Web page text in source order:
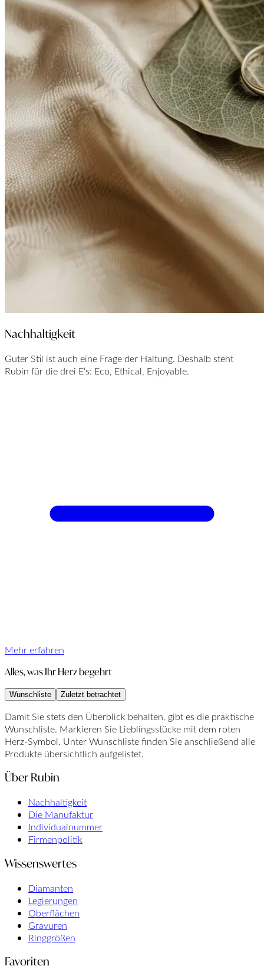
Nachhaltigkeit
Guter Stil ist auch eine Frage der Haltung. Deshalb steht
Rubin für die drei E‘s: Eco, Ethical, Enjoyable.
Mehr erfahren
Alles, was Ihr Herz begehrt
Wunschliste Zuletzt betrachtet
Damit Sie stets den Überblick behalten, gibt es die praktische
Wunschliste. Markieren Sie Lieblingsstücke mit dem roten
Herz-Symbol. Unter Wunschliste finden Sie anschließend alle
Produkte übersichtlich aufgelistet.
Über Rubin
Nachhaltigkeit
Die Manufaktur
Individualnummer
Firmenpolitik
Wissenswertes
Diamanten
Legierungen
Oberflächen
Gravuren
Ringgrößen
Favoriten